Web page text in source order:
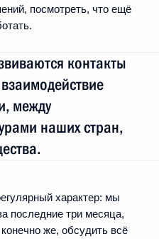
посмотреть, что ещё
контакты
между
наших стран,
характер: мы
последние три месяца,
же, обсудить всё